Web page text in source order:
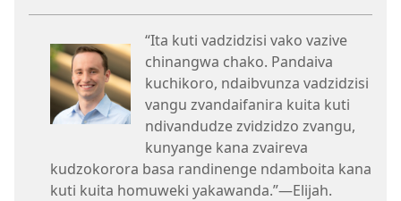
“Ita kuti vadzidzisi vako vazive
chinangwa chako. Pandaiva
kuchikoro, ndaibvunza vadzidzisi
vangu zvandaifanira kuita kuti
ndivandudze zvidzidzo zvangu,
kunyange kana zvaireva
kudzokorora basa randinenge ndamboita kana
kuti kuita homuweki yakawanda.”—Elijah.